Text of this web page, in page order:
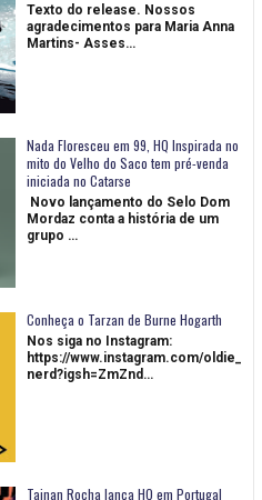
Texto do release. Nossos
agradecimentos para Maria Anna
Martins- Asses…
Nada Floresceu em 99, HQ Inspirada no
mito do Velho do Saco tem pré-venda
iniciada no Catarse
Novo lançamento do Selo Dom
Mordaz conta a história de um
grupo …
Conheça o Tarzan de Burne Hogarth
Nos siga no Instagram:
https://www.instagram.com/oldie_
nerd?igsh=ZmZnd…
Tainan Rocha lança HQ em Portugal